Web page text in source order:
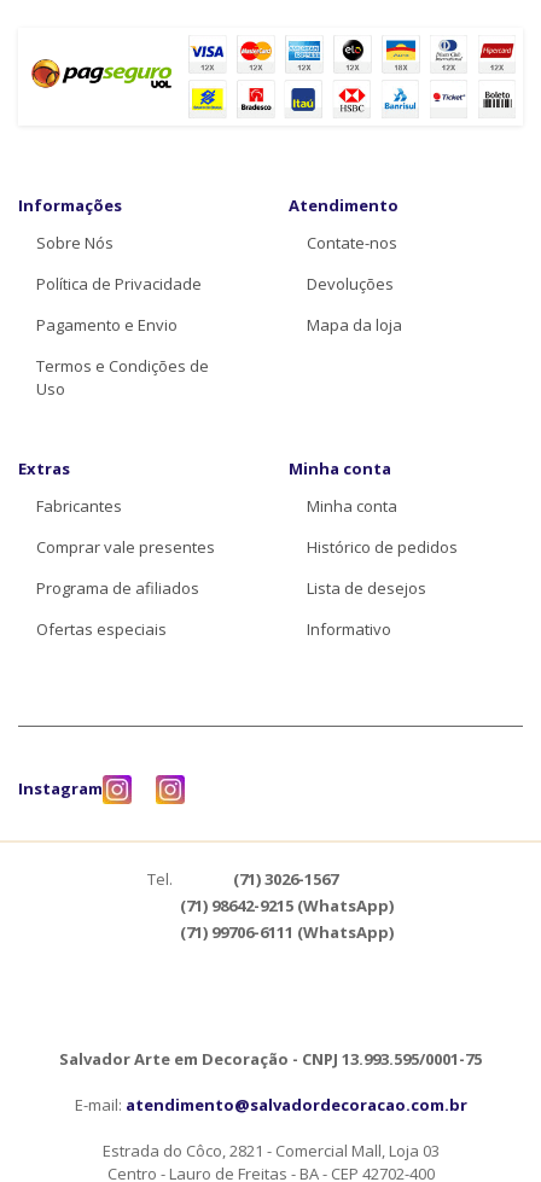
Informações
Sobre Nós
Política de Privacidade
Pagamento e Envio
Termos e Condições de
Uso
Atendimento
Contate-nos
Devoluções
Mapa da loja
Extras
Fabricantes
Comprar vale presentes
Programa de afiliados
Ofertas especiais
Minha conta
Minha conta
Histórico de pedidos
Lista de desejos
Informativo
Instagram
Tel.
(71) 3026-1567
(71) 98642-9215 (WhatsApp)
(71) 99706-6111 (WhatsApp)
Salvador Arte em Decoração - CNPJ 13.993.595/0001-75
E-mail: atendimento@salvadordecoracao.com.br
Estrada do Côco, 2821 - Comercial Mall, Loja 03
Centro - Lauro de Freitas - BA - CEP 42702-400